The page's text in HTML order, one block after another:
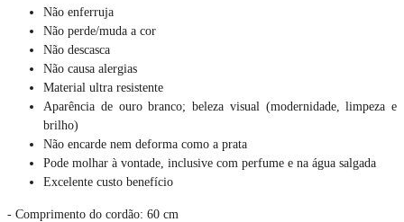
Não enferruja
Não perde/muda a cor
Não descasca
Não causa alergias
Material ultra resistente
Aparência de ouro branco; beleza visual (modernidade, limpeza e
brilho)
Não encarde nem deforma como a prata
Pode molhar à vontade, inclusive com perfume e na água salgada
Excelente custo benefício
- Comprimento do cordão: 60 cm